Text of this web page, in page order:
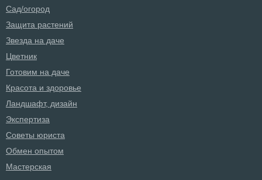
Сад/огород
Защита растений
Звезда на даче
Цветник
Готовим на даче
Красота и здоровье
Ландшафт, дизайн
Экспертиза
Советы юриста
Обмен опытом
Мастерская